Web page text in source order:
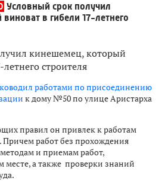
Условный срок получил
в гибели 17-летнего
работами по присоединению
к дому №50 по улице Аристарха
правил он привлек к работам
Причем работ без прохождения
и приемам работ,
месте, а также проверки знаний